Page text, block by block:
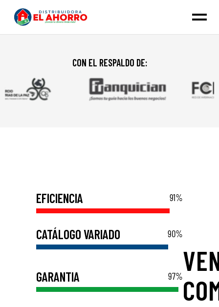
CON EL RESPALDO DE:
EFICIENCIA 91%
CATÁLOGO VARIADO 90%
GARANTIA 97%